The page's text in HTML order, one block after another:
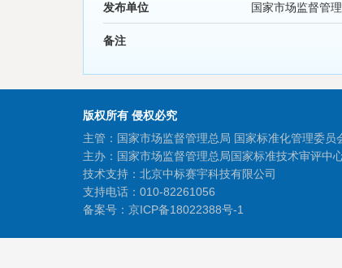
发布单位 国家市场监督管
备注
版权所有 侵权必究
主管：国家市场监督管理总局 国家标准化管理委员
主办：国家市场监督管理总局国家标准技术审评中
技术支持：北京中标赛宇科技有限公司
支持电话：010-82261056
备案号： 京ICP备18022388号-1